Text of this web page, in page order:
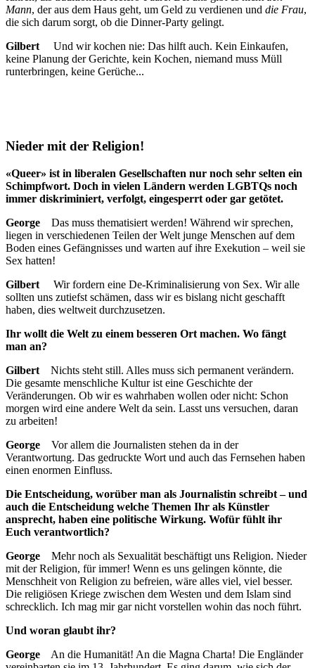
Mann, der aus dem Haus geht, um Geld zu verdienen und die Frau,
die sich darum sorgt, ob die Dinner-Party gelingt.
Gilbert Und wir kochen nie: Das hilft auch. Kein Einkaufen,
keine Planung der Gerichte, kein Kochen, niemand muss Müll
runterbringen, keine Gerüche...
Nieder mit der Religion!
«Queer» ist in liberalen Gesellschaften nur noch sehr selten ein
Schimpfwort. Doch in vielen Ländern werden LGBTQs noch
immer diskriminiert, verfolgt, eingesperrt oder gar getötet.
George Das muss thematisiert werden! Während wir sprechen,
liegen in verschiedenen Teilen der Welt junge Menschen auf dem
Boden eines Gefängnisses und warten auf ihre Exekution – weil sie
Sex hatten!
Gilbert Wir fordern eine De-Kriminalisierung von Sex. Wir alle
sollten uns zutiefst schämen, dass wir es bislang nicht geschafft
haben, dies weltweit durchzusetzen.
Ihr wollt die Welt zu einem besseren Ort machen. Wo fängt
man an?
Gilbert Nichts steht still. Alles muss sich permanent verändern.
Die gesamte menschliche Kultur ist eine Geschichte der
Veränderungen. Ob wir es wahrhaben wollen oder nicht: Schon
morgen wird eine andere Welt da sein. Lasst uns versuchen, daran
zu arbeiten!
George Vor allem die Journalisten stehen da in der
Verantwortung. Das gedruckte Wort und auch das Fernsehen haben
einen enormen Einfluss.
Die Entscheidung, worüber man als Journalistin schreibt – und
auch die Entscheidung welche Themen Ihr als Künstler
ansprecht, haben eine politische Wirkung. Wofür fühlt ihr
Euch verantwortlich?
George Mehr noch als Sexualität beschäftigt uns Religion. Nieder
mit der Religion, für immer! Wenn es uns gelingen könnte, die
Menschheit von Religion zu befreien, wäre alles viel, viel besser.
Die religiösen Kriege zwischen dem Westen und dem Islam sind
schrecklich. Ich mag mir gar nicht vorstellen wohin das noch führt.
Und woran glaubt ihr?
George An die Humanität! An die Magna Charta! Die Engländer